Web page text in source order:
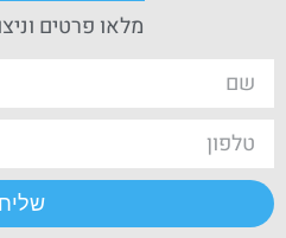
מלאו פרטים